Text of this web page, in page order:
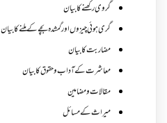
گروی رکھنے کا بیان
گری ہوئی چیزوں اورگمشدہ بچے کے ملنے کا بیان
مضاربت کا بیان
معاشرت کے آداب و حقوق کا بیان
مقالات ومضامین
میراث کے مسائل